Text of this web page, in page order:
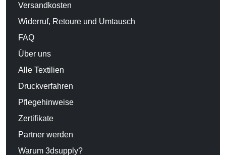
Versandkosten
Widerruf, Retoure und Umtausch
FAQ
Über uns
Alle Textilien
Druckverfahren
Pflegehinweise
Zertifikate
Partner werden
Warum 3dsupply?